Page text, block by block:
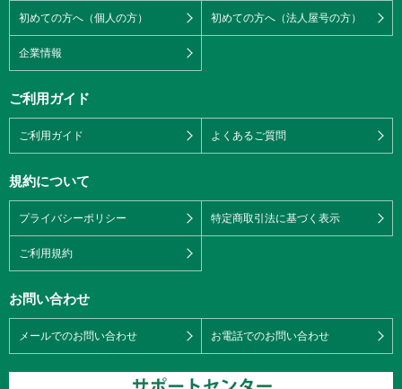
初めての方へ（個人の方） 初めての方へ（法人屋号の方）
企業情報
ご利用ガイド
ご利用ガイド よくあるご質問
規約について
プライバシーポリシー 特定商取引法に基づく表示
ご利用規約
お問い合わせ
メールでのお問い合わせ お電話でのお問い合わせ